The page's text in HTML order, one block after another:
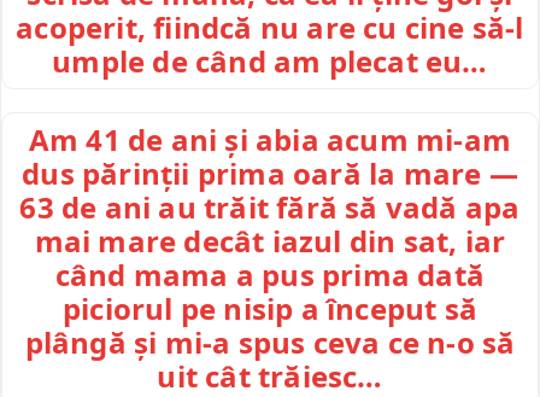
acoperit, fiindcă nu are cu cine să-l
umple de când am plecat eu…
Am 41 de ani și abia acum mi-am
dus părinții prima oară la mare —
63 de ani au trăit fără să vadă apa
mai mare decât iazul din sat, iar
când mama a pus prima dată
piciorul pe nisip a început să
plângă și mi-a spus ceva ce n-o să
uit cât trăiesc…